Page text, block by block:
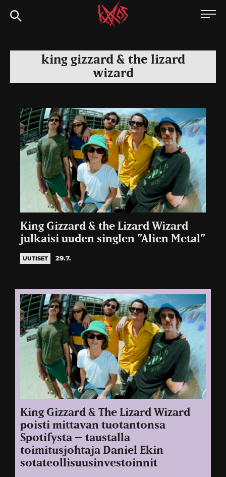
Siirry
suoraan
Kaaoszine
king gizzard & the lizard
wizard
King Gizzard & the Lizard Wizard
julkaisi uuden singlen ”Alien Metal”
UUTISET 29.7.
King Gizzard & The Lizard Wizard
poisti mittavan tuotantonsa
Spotifysta – taustalla
toimitusjohtaja Daniel Ekin
sotateollisuusinvestoinnit